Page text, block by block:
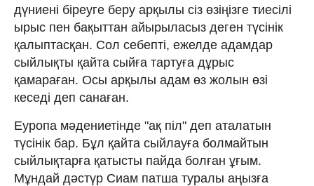
дүниені біреуге беру арқылы сіз өзіңізге тиесілі
ырыс пен бақыттан айырыласыз деген түсінік
қалыптасқан. Сол себепті, ежелде адамдар
сыйлықты қайта сыйға тартуға дұрыс
қамараған. Осы арқылы адам өз жолын өзі
кеседі деп санаған.
Еуропа мәдениетінде "ақ піл" деп аталатын
түсінік бар. Бұл қайта сыйлауға болмайтын
сыйлықтарға қатысты пайда болған ұғым.
Мұндай дәстүр Сиам патша туралы аңызға